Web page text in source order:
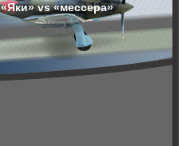
«Яки» vs «мессера»